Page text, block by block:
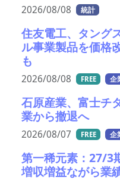
2026/08/08 統計
住友電工、タング
ル事業製品を価格
も
2026/08/08 FREE 企
石原産業、富士チ
業から撤退へ
2026/08/07 FREE 企
第一稀元素：27/3
増収増益ながら業